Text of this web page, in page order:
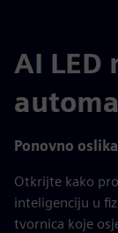
AI LED
Ponovno
Otkrijte kako
inteligenciju u
tvornica koje